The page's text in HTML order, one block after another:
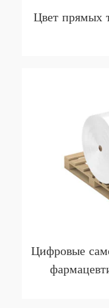
Цвет прямых
Цифровые